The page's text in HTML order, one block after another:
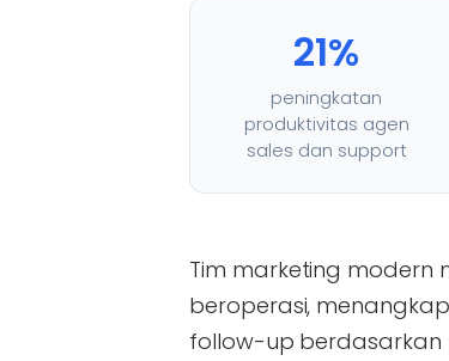
21%
peningkatan
produktivitas agen
sales dan support
Tim marketing modern
beroperasi,
follow-up berdasarkan